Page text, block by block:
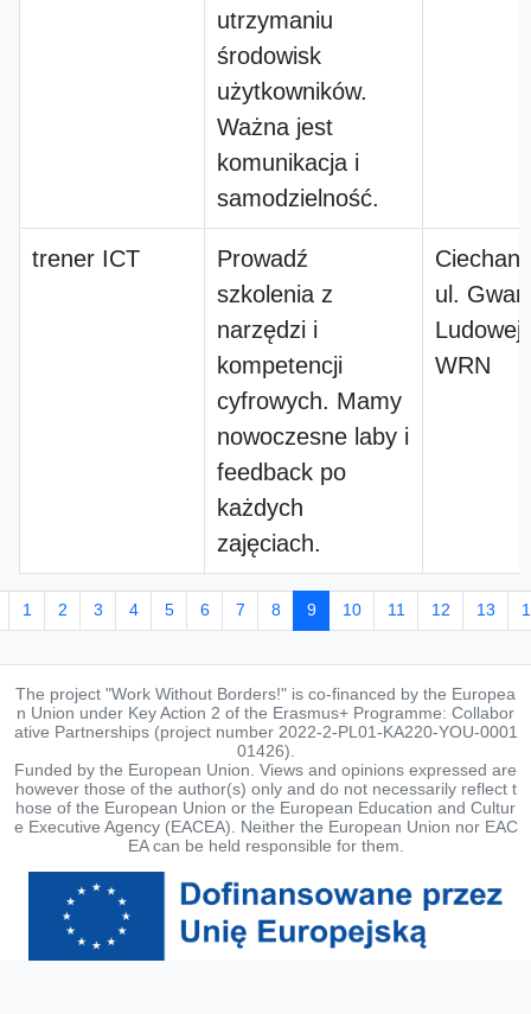
utrzymaniu
środowisk
użytkowników.
Ważna jest
komunikacja i
samodzielność.
trener ICT
Prowadź
szkolenia z
narzędzi i
kompetencji
cyfrowych. Mamy
nowoczesne laby i
feedback po
każdych
zajęciach.
ul.
Ludowej
WRN
1 2 3 4 5 6 7 8 9 10 11 12 13
The project "Work Without Borders!" is co-financed by the Europea
n Union under Key Action 2 of the Erasmus+ Programme: Collabor
ative Partnerships (project number 2022-2-PL01-KA220-YOU-0001
01426).
Funded by the European Union. Views and opinions expressed are
however those of the author(s) only and do not necessarily reflect t
hose of the European Union or the European Education and Cultur
e Executive Agency (EACEA). Neither the European Union nor EAC